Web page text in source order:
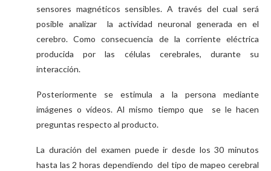
sensores magnéticos sensibles. A través del cual será
posible analizar la actividad neuronal generada en el
cerebro. Como consecuencia de la corriente eléctrica
producida por las células cerebrales, durante su
interacción.
Posteriormente se estimula a la persona mediante
imágenes o vídeos. Al mismo tiempo que se le hacen
preguntas respecto al producto.
La duración del examen puede ir desde los 30 minutos
hasta las 2 horas dependiendo del tipo de mapeo cerebral